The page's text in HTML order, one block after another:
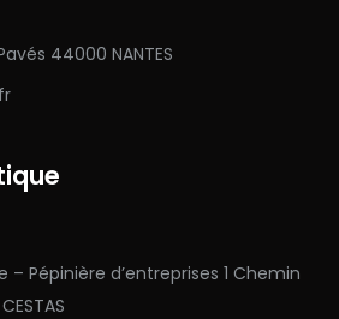
44000 NANTES
Pépinière d’entreprises 1 Chemin